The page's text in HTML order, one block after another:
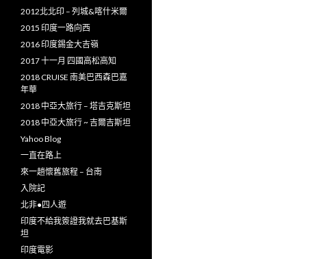
2012北北印 – 列城&喀什米爾
2015 印度一路向西
2016 印度錫金大吉嶺
2017 十一月 四國高松高知
2018 CRUISE 南美巴西森巴嘉
年華
2018 中亞大旅行 – 塔吉克斯坦
2018 中亞大旅行 ~ 吉爾吉斯坦
Yahoo Blog
一直在路上
來一趟懷舊旅程 – 台南
入院記
北非●四人遊
印度不給我簽證我就去巴基斯
坦
印度電影